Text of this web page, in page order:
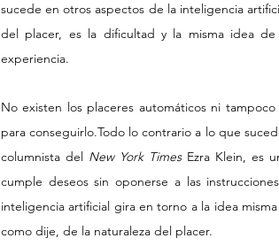
sucede en otros aspectos de la inteligencia
del placer, es la dificultad y la misma idea
experiencia.
No existen los placeres automáticos ni
para conseguirlo.Todo lo contrario a lo que
columnista del New York Times Ezra Klein, es
cumple deseos sin oponerse a las
inteligencia artificial gira en torno a la idea
como dije, de la naturaleza del placer.